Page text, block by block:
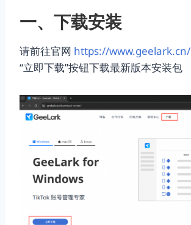
一、下载安装
请前往官网 https://www.geelark.cn/
“立即下载”按钮下载最新版本安装包